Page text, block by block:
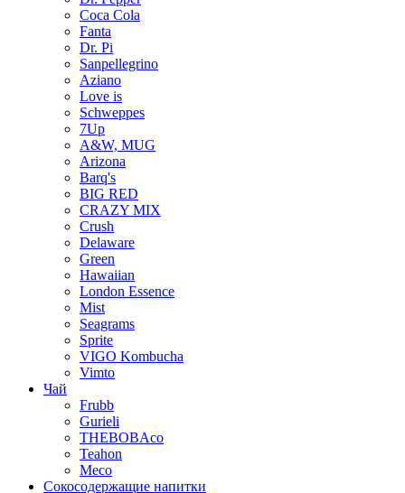
Coca Cola
Fanta
Dr. Pi
Sanpellegrino
Aziano
Love is
Schweppes
7Up
A&W, MUG
Arizona
Barq's
BIG RED
CRAZY MIX
Crush
Delaware
Green
Hawaiian
London Essence
Mist
Seagrams
Sprite
VIGO Kombucha
Vimto
Чай
Frubb
Gurieli
THEBOBAco
Teahon
Meco
Сокосодержащие напитки